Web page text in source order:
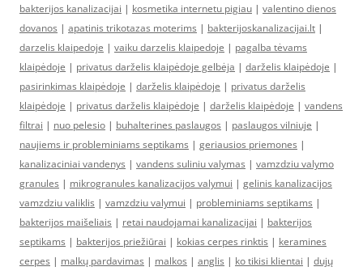
bakterijos kanalizacijai | kosmetika internetu pigiau | valentino dienos
dovanos | apatinis trikotazas moterims | bakterijoskanalizacijai.lt |
darzelis klaipedoje | vaiku darzelis klaipedoje | pagalba tėvams
klaipėdoje | privatus darželis klaipėdoje gelbėja | darželis klaipėdoje |
pasirinkimas klaipėdoje | darželis klaipėdoje | privatus darželis
klaipėdoje | privatus darželis klaipėdoje | darželis klaipėdoje | vandens
filtrai | nuo pelesio | buhalterines paslaugos | paslaugos vilniuje |
naujiems ir probleminiams septikams | geriausios priemones |
kanalizaciniai vandenys | vandens suliniu valymas | vamzdziu valymo
granules | mikrogranules kanalizacijos valymui | gelinis kanalizacijos
vamzdziu valiklis | vamzdziu valymui | probleminiams septikams |
bakterijos maišeliais | retai naudojamai kanalizacijai | bakterijos
septikams | bakterijos priežiūrai | kokias cerpes rinktis | keramines
cerpes | malkų pardavimas | malkos | anglis | ko tikisi klientai | dujų